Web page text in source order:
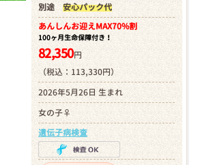
別途 安心パック代
あんしんお迎えMAX70%割
100ヶ月生命保障付き！
82,350円
（税込：113,330円）
2026年5月26日 生まれ
女の子♀
遺伝子病検査